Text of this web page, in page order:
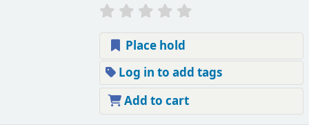
Place hold
Log in to add tags
Add to cart